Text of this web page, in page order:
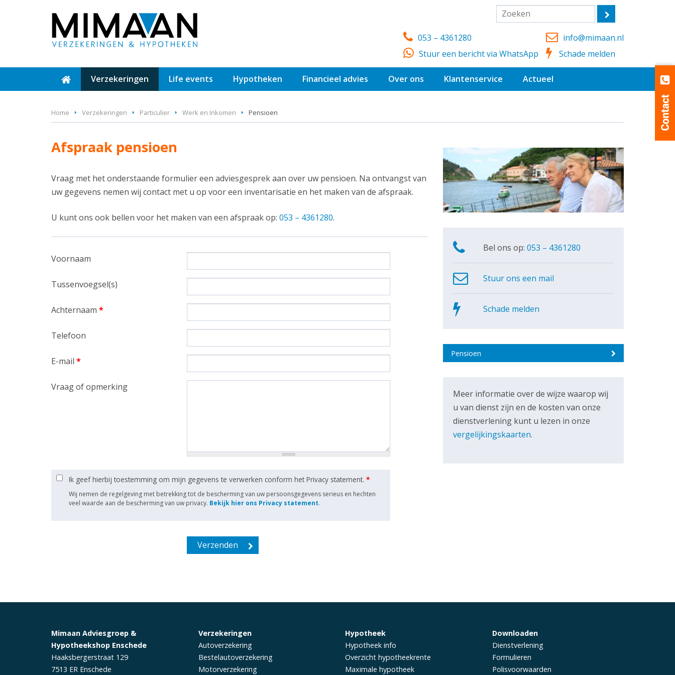
053 – 4361280
Stuur een bericht via WhatsApp
info@mimaan.nl
Schade melden
Verzekeringen Life events Hypotheken Financieel advies Over ons Klantenservice Actueel
Home Verzekeringen Particulier Werk en Inkomen Pensioen
Afspraak pensioen
Vraag met het onderstaande formulier een adviesgesprek aan over uw pensioen. Na ontvangst van
uw gegevens nemen wij contact met u op voor een inventarisatie en het maken van de afspraak.
U kunt ons ook bellen voor het maken van een afspraak op: 053 – 4361280.
Voornaam
Tussenvoegsel(s)
Achternaam *
Telefoon
E-mail *
Vraag of opmerking
Ik geef hierbij toestemming om mijn gegevens te verwerken conform het Privacy statement. *
Wij nemen de regelgeving met betrekking tot de bescherming van uw persoonsgegevens serieus en hechten
veel waarde aan de bescherming van uw privacy. Bekijk hier ons Privacy statement.
Bel ons op: 053 – 4361280
Stuur ons een mail
Schade melden
Pensioen
Meer informatie over de wijze waarop wij
u van dienst zijn en de kosten van onze
dienstverlening kunt u lezen in onze
vergelijkingskaarten.
Mimaan Adviesgroep &
Hypotheekshop Enschede
Haaksbergerstraat 129
7513 ER Enschede
Verzekeringen
Autoverzekering
Bestelautoverzekering
Motorverzekering
Hypotheek
Hypotheek info
Overzicht hypotheekrente
Maximale hypotheek
Downloaden
Dienstverlening
Formulieren
Polisvoorwaarden